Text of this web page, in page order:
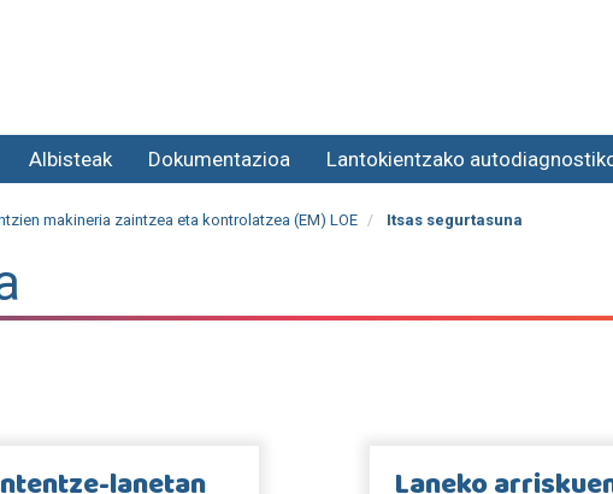
Albisteak Dokumentazioa Lantokientzako
makineria zaintzea eta kontrolatzea (EM) LOE Itsas segurtasuna